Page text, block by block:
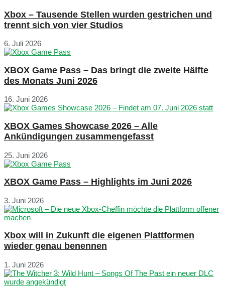
Xbox – Tausende Stellen wurden gestrichen und
trennt sich von vier Studios
6. Juli 2026
XBOX Game Pass – Das bringt die zweite Hälfte
des Monats Juni 2026
16. Juni 2026
XBOX Games Showcase 2026 – Alle
Ankündigungen zusammengefasst
25. Juni 2026
XBOX Game Pass – Highlights im Juni 2026
3. Juni 2026
Xbox will in Zukunft die eigenen Plattformen
wieder genau benennen
1. Juni 2026